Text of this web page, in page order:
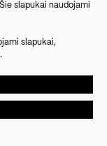
slapukai naudojami
slapukai,